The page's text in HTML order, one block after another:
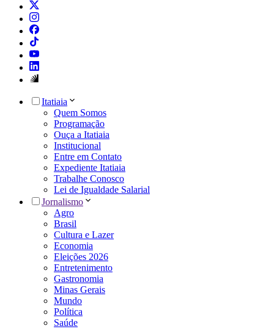
Itatiaia
Quem Somos
Programação
Ouça a Itatiaia
Institucional
Entre em Contato
Expediente Itatiaia
Trabalhe Conosco
Lei de Igualdade Salarial
Jornalismo
Agro
Brasil
Cultura e Lazer
Economia
Eleições 2026
Entretenimento
Gastronomia
Minas Gerais
Mundo
Política
Saúde